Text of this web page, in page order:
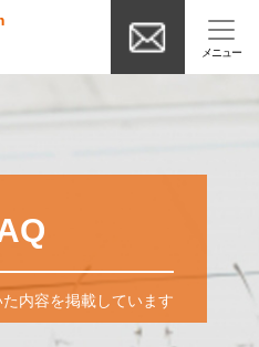
内容を掲載しています